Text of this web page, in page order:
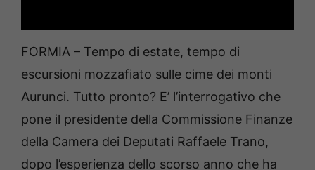
FORMIA – Tempo di estate, tempo di
escursioni mozzafiato sulle cime dei monti
Aurunci. Tutto pronto? E’ l’interrogativo che
pone il presidente della Commissione Finanze
della Camera dei Deputati Raffaele Trano,
dopo l’esperienza dello scorso anno che ha